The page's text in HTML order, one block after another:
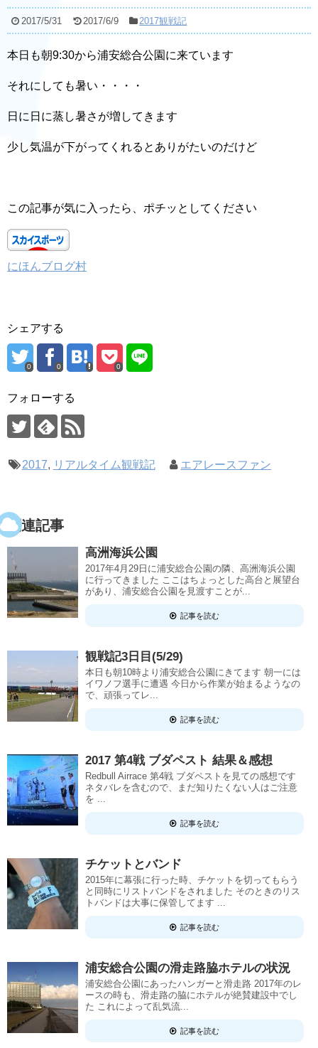
2017/5/31 2017/6/9 2017観戦記
本日も朝9:30から浦安総合公園に来ています
それにしても暑い・・・・
日に日に蒸し暑さが増してきます
少し気温が下がってくれるとありがたいのだけど
この記事が気に入ったら、ポチッとしてください
にほんブログ村
シェアする
0 0 0
フォローする
2017, リアルタイム観戦記 エアレースファン
関連記事
高洲海浜公園
2017年4月29日に浦安総合公園の隣、高洲海浜公園
に行ってきました ここはちょっとした高台と展望台
があり、浦安総合公園を見渡すことが...
記事を読む
観戦記3日目(5/29)
本日も朝10時より浦安総合公園にきてます 朝一には
イワノフ選手に遭遇 今日から作業が始まるようなの
で、頑張ってレ...
記事を読む
2017 第4戦 ブダペスト 結果＆感想
Redbull Airrace 第4戦 ブダペストを見ての感想です
ネタバレを含むので、まだ知りたくない人はご注意
を ...
記事を読む
チケットとバンド
2015年に幕張に行った時、チケットを切ってもらう
と同時にリストバンドをされました そのときのリス
トバンドは大事に保管してます ...
記事を読む
浦安総合公園の滑走路脇ホテルの状況
浦安総合公園にあったハンガーと滑走路 2017年のレ
ースの時も、滑走路の脇にホテルが絶賛建設中でし
た これによって乱気流...
記事を読む